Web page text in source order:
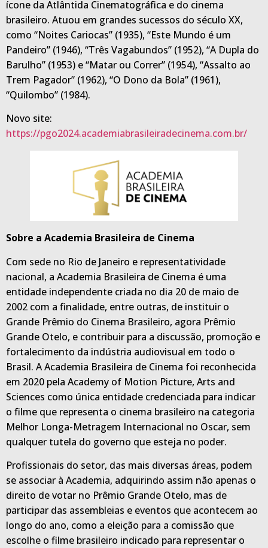
ícone da Atlântida Cinematográfica e do cinema
brasileiro. Atuou em grandes sucessos do século XX,
como “Noites Cariocas” (1935), “Este Mundo é um
Pandeiro” (1946), “Três Vagabundos” (1952), “A Dupla do
Barulho” (1953) e “Matar ou Correr” (1954), “Assalto ao
Trem Pagador” (1962), “O Dono da Bola” (1961),
“Quilombo” (1984).
Novo site:
https://pgo2024.academiabrasileiradecinema.com.br/
Sobre a Academia Brasileira de Cinema
Com sede no Rio de Janeiro e representatividade
nacional, a Academia Brasileira de Cinema é uma
entidade independente criada no dia 20 de maio de
2002 com a finalidade, entre outras, de instituir o
Grande Prêmio do Cinema Brasileiro, agora Prêmio
Grande Otelo, e contribuir para a discussão, promoção e
fortalecimento da indústria audiovisual em todo o
Brasil. A Academia Brasileira de Cinema foi reconhecida
em 2020 pela Academy of Motion Picture, Arts and
Sciences como única entidade credenciada para indicar
o filme que representa o cinema brasileiro na categoria
Melhor Longa-Metragem Internacional no Oscar, sem
qualquer tutela do governo que esteja no poder.
Profissionais do setor, das mais diversas áreas, podem
se associar à Academia, adquirindo assim não apenas o
direito de votar no Prêmio Grande Otelo, mas de
participar das assembleias e eventos que acontecem ao
longo do ano, como a eleição para a comissão que
escolhe o filme brasileiro indicado para representar o